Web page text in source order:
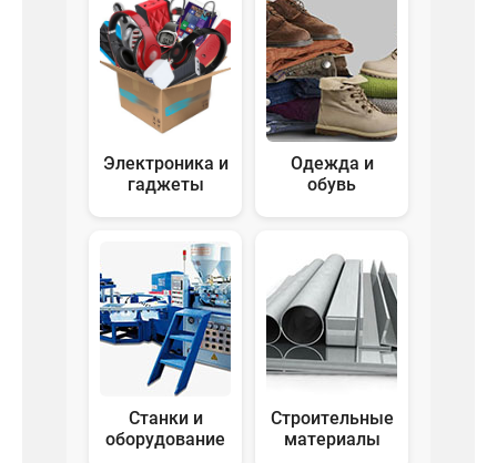
Электроника и
гаджеты
Одежда и
обувь
Станки и
оборудование
Строительные
материалы